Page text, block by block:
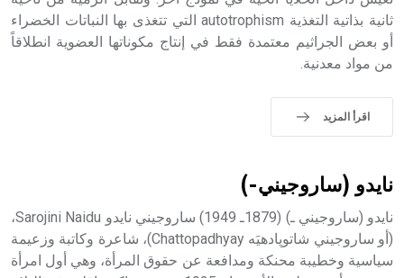
- هل تعلم أن الأبجدية الكنعانية تتألف من /22/ علامة كتابية
sign تكتب منفصلة غير متصلة، وتعتمد المبدأ الأكوروفوني،
حيث تقتصر القيمة الصوتية للعلامة الك
ثانية بذاتية التغذية autotrophism التي تتغذى بها النباتات الخضراء
أو بعض الجراثيم معتمدة فقط في إنتاج مكوناتها العضوية انطلاقاً
من مواد معدنية.
اقرأ المزيد
نايدو (ساروجيني-)
نايدو (ساروجيني ـ) (1879ـ 1949) ساروجيني نايدو Sarojini Naidu،
(أو ساروجيني شاتوپادهيَه Chattopadhyay)، شاعرة وكاتبة وزعيمة
سياسية وخطيبة محنكة ومدافعة عن حقوق المرأة، وهي أول امرأة